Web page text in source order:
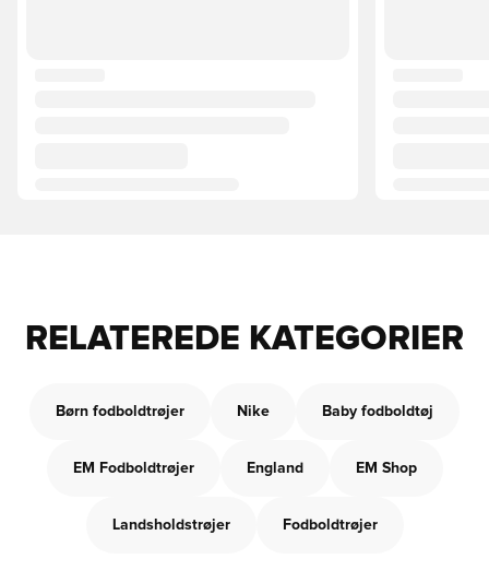
RELATEREDE KATEGORIER
Børn fodboldtrøjer Nike Baby fodboldtøj
EM Fodboldtrøjer England EM Shop
Landsholdstrøjer Fodboldtrøjer